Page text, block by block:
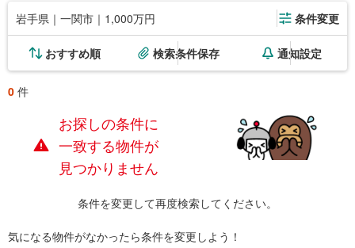
岩手県｜一関市｜1,000万円 条件変更
おすすめ順 検索条件保存 通知設定
0 件
お探しの条件に
一致する物件が
見つかりません
条件を変更して再度検索してください。
気になる物件がなかったら条件を変更しよう！